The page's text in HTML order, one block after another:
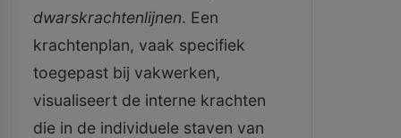
dwarskrachtenlijnen. Een
krachtenplan, vaak specifiek
toegepast bij vakwerken,
visualiseert de interne krachten
die in de individuele staven van